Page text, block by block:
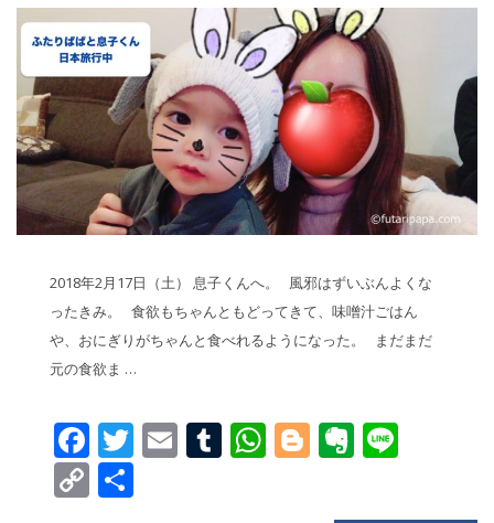
2018年2月17日（土） 息子くんへ。 風邪はずいぶんよくな
ったきみ。 食欲もちゃんともどってきて、味噌汁ごはん
や、おにぎりがちゃんと食べれるようになった。 まだまだ
元の食欲ま …
Facebook
Twitter
EmailTumblr
WhatsApp
Blogger
Copy